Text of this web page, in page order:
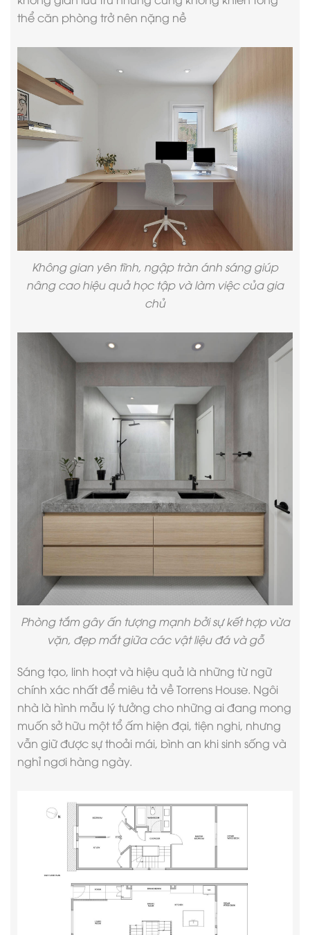
thể căn phòng trở nên nặng nề
Không gian yên tĩnh, ngập tràn ánh sáng giúp
nâng cao hiệu quả học tập và làm việc của gia
chủ
Phòng tắm gây ấn tượng mạnh bởi sự kết hợp vừa
vặn, đẹp mắt giữa các vật liệu đá và gỗ
Sáng tạo, linh hoạt và hiệu quả là những từ ngữ
chính xác nhất để miêu tả về Torrens House. Ngôi
nhà là hình mẫu lý tưởng cho những ai đang mong
muốn sở hữu một tổ ấm hiện đại, tiện nghi, nhưng
vẫn giữ được sự thoải mái, bình an khi sinh sống và
nghỉ ngơi hàng ngày.